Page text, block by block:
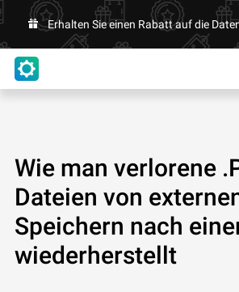
Erhalten Sie einen Rabatt auf die
Wie man verlorene
Dateien von
Speichern nach
wiederherstellt